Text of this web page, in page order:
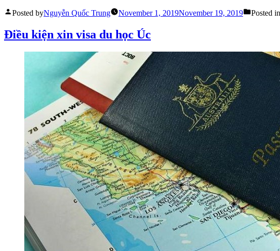
Posted byNguyễn Quốc Trung November 1, 2019November 19, 2019 Posted in
Điều kiện xin visa du học Úc